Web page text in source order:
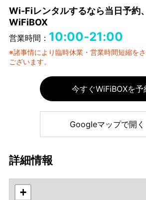
Wi-Fiレンタルするなら当日予約
WiFiBOX
営業時間： 10:00-21:00
※諸事情により臨時休業・営業時間短縮を
ございます。
今すぐWiFiBOXを予
Googleマップで開
詳細情報
+